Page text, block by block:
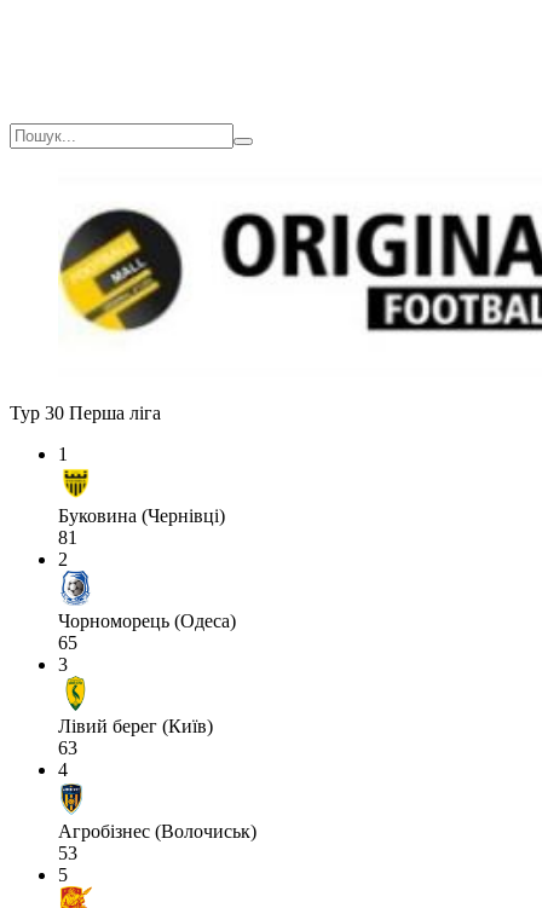
Тур 30 Перша ліга
1
Буковина (Чернівці)
81
2
Чорноморець (Одеса)
65
3
Лівий берег (Київ)
63
4
Агробізнес (Волочиськ)
53
5